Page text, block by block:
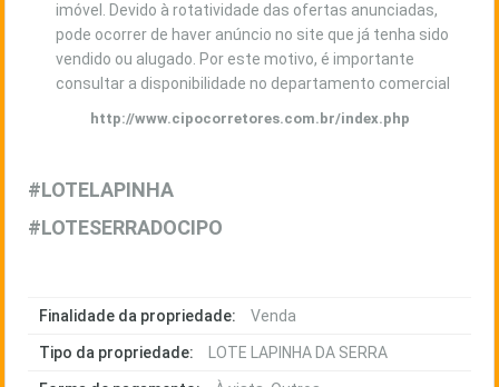
imóvel. Devido à rotatividade das ofertas anunciadas,
pode ocorrer de haver anúncio no site que já tenha sido
vendido ou alugado. Por este motivo, é importante
consultar a disponibilidade no departamento comercial
http://www.cipocorretores.com.br/index.php
#LOTELAPINHA
#LOTESERRADOCIPO
Finalidade da propriedade: Venda
Tipo da propriedade: LOTE LAPINHA DA SERRA